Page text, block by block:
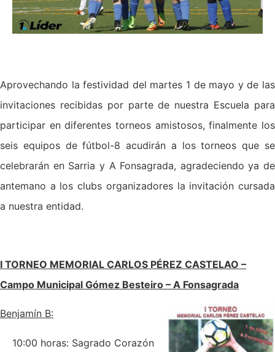
Aprovechando la festividad del martes 1 de mayo y de las
invitaciones recibidas por parte de nuestra Escuela para
participar en diferentes torneos amistosos, finalmente los
seis equipos de fútbol-8 acudirán a los torneos que se
celebrarán en Sarria y A Fonsagrada, agradeciendo ya de
antemano a los clubs organizadores la invitación cursada
a nuestra entidad.
I TORNEO MEMORIAL CARLOS PÉREZ CASTELAO –
Campo Municipal Gómez Besteiro – A Fonsagrada
Benjamín B:
10:00 horas: Sagrado Corazón